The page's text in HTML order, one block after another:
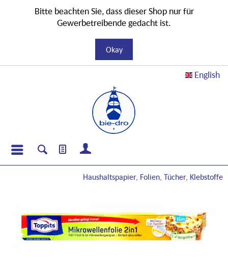
English
Haushaltspapier, Folien, Tücher, Klebstoffe
Bitte beachten Sie, dass dieser Shop nur für
Gewerbetreibende gedacht ist.
Okay